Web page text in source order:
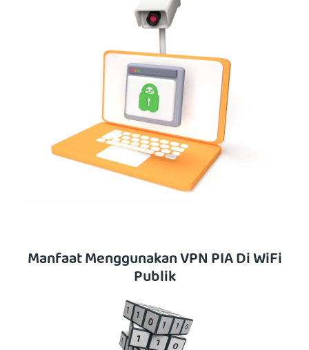
Manfaat Menggunakan VPN PIA Di WiFi
Publik